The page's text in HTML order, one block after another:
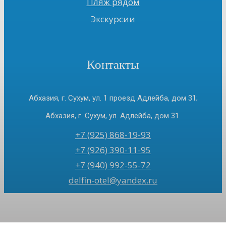
Экскурсии
Контакты
Абхазия, г. Сухум, ул. 1 проезд Адлейба, дом 31;
Абхазия, г. Сухум, ул. Адлейба, дом 31.
+7 (925) 868-19-93
+7 (926) 390-11-95
+7 (940) 992-55-72
delfin-otel@yandex.ru